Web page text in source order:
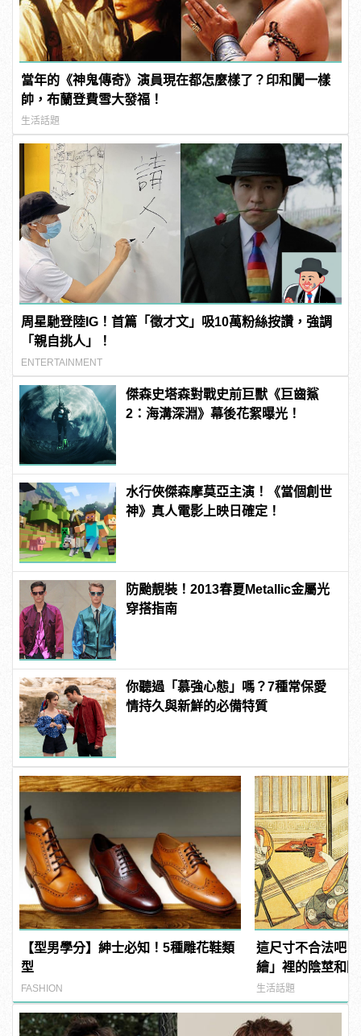
當年的《神鬼傳奇》演員現在都怎麼樣了？印和闐一樣
帥，布蘭登費雪大發福！
生活話題
周星馳登陸IG！首篇「徵才文」吸10萬粉絲按讚，強調
「親自挑人」！
ENTERTAINMENT
傑森史塔森對戰史前巨獸《巨齒鯊
2：海溝深淵》幕後花絮曝光！
水行俠傑森摩莫亞主演！《當個創世
神》真人電影上映日確定！
防颱靚裝！2013春夏Metallic金屬光
穿搭指南
你聽過「慕強心態」嗎？7種常保愛
情持久與新鮮的必備特質
【型男學分】紳士必知！5種雕花鞋類
型
FASHION
這尺寸不合法吧
繪」裡的陰莖和
生活話題